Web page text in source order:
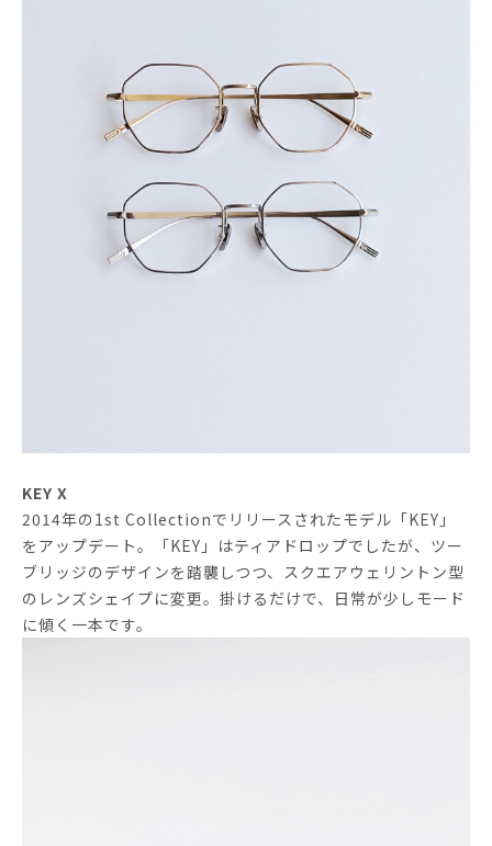
KEY X
2014年の1st Collectionでリリースされたモデル「KEY」
をアップデート。「KEY」はティアドロップでしたが、ツー
ブリッジのデザインを踏襲しつつ、スクエアウェリントン型
のレンズシェイプに変更。掛けるだけで、日常が少しモード
に傾く一本です。